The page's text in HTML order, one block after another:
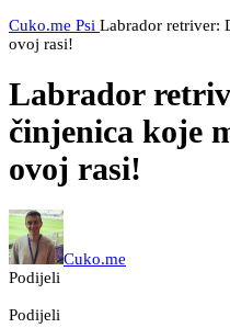
Cuko.me Psi Labrador retriver:
ovoj rasi!
Labrador
činjenica koje
ovoj rasi!
Cuko.me
Podijeli
Podijeli